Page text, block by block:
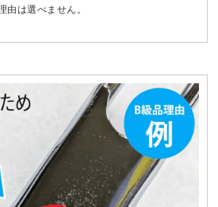
由は選べません。